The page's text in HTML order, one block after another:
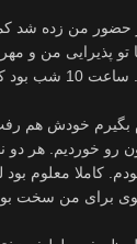
در حضور من زده
تو پذیرایی من و
صدای زنگ
خودش هم
خوردیم. هر دو
کاملا معلوم
برای من سخت